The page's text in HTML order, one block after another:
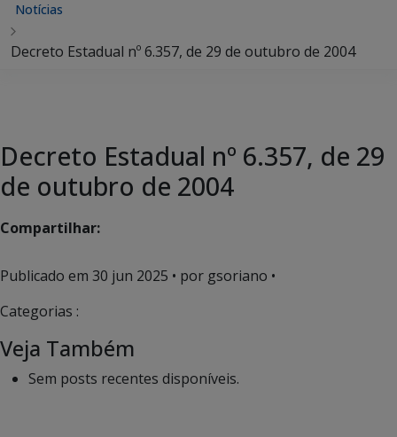
Notícias
Decreto Estadual nº 6.357, de 29 de outubro de 2004
Decreto Estadual nº 6.357, de 29
de outubro de 2004
Compartilhar:
Publicado em 30 jun 2025 • por gsoriano •
Categorias :
Veja Também
Sem posts recentes disponíveis.